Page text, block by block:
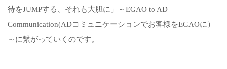
待をJUMPする、それも大胆に」～EGAO to AD
Communication(ADコミュニケーションでお客様をEGAOに）
～に繋がっていくのです。